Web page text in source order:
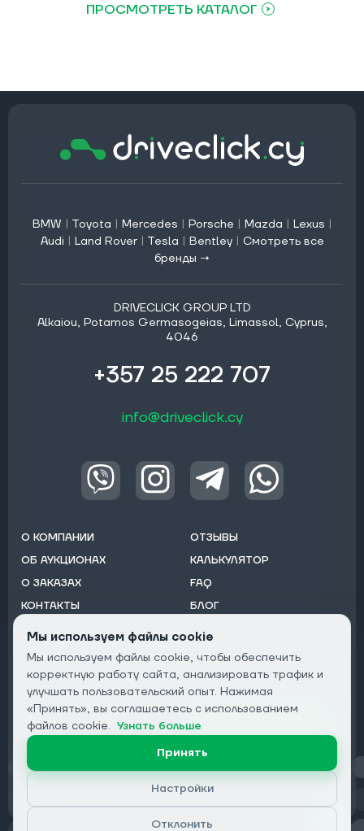
ПРОСМОТРЕТЬ КАТАЛОГ
BMW | Toyota | Mercedes | Porsche | Mazda | Lexus |
Audi | Land Rover | Tesla | Bentley | Смотреть все
бренды →
DRIVECLICK GROUP LTD
Alkaiou, Potamos Germasogeias, Limassol, Cyprus,
4046
+357 25 222 707
info@driveclick.cy
О КОМПАНИИ
ОБ АУКЦИОНАХ
О ЗАКАЗАХ
КОНТАКТЫ
ОТЗЫВЫ
КАЛЬКУЛЯТОР
FAQ
БЛОГ
Подписаться на рассылку:
Email
Конфиденциальность
Мы используем файлы cookie
Мы используем файлы cookie, чтобы обеспечить
корректную работу сайта, анализировать трафик и
улучшать пользовательский опыт. Нажимая
«Принять», вы соглашаетесь с использованием
файлов cookie. Узнать больше
Принять
Настройки
Отклонить